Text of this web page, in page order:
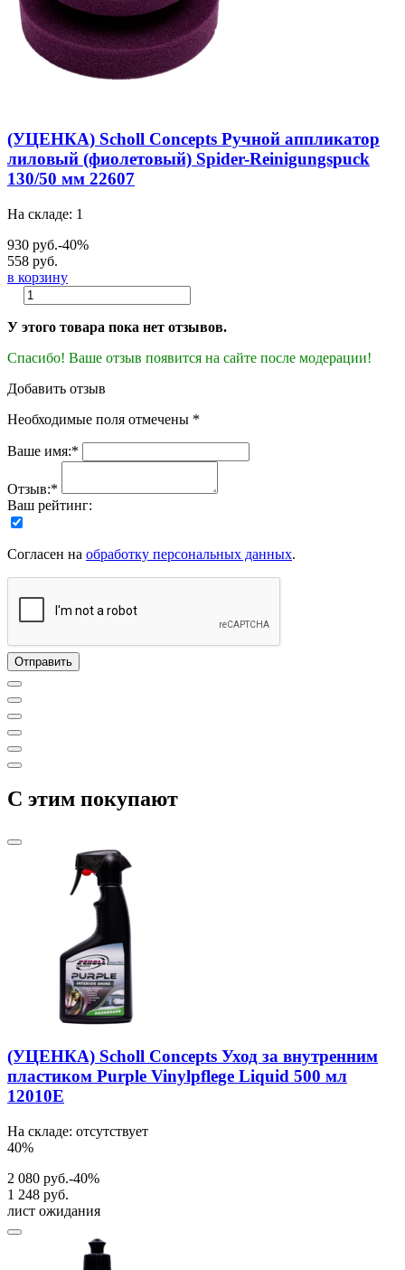
(УЦЕНКА) Scholl Concepts Ручной аппликатор
лиловый (фиолетовый) Spider-Reinigungspuck
130/50 мм 22607
На складе: 1
930 руб.-40%
558 руб.
в корзину
У этого товара пока нет отзывов.
Спасибо! Ваше отзыв появится на сайте после модерации!
Добавить отзыв
Необходимые поля отмечены *
Ваше имя:*
Отзыв:*
Ваш рейтинг:
Согласен на обработку персональных данных.
C этим покупают
(УЦЕНКА) Scholl Concepts Уход за внутренним
пластиком Purple Vinylpflege Liquid 500 мл
12010E
На складе: отсутствует
40%
2 080 руб.-40%
1 248 руб.
лист ожидания